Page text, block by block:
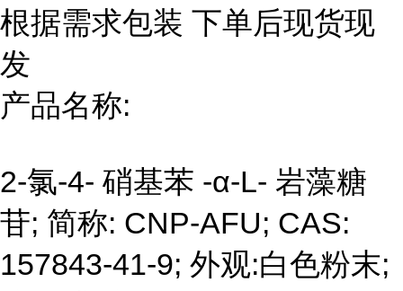
根据需求包装 下单后现货现
发
产品名称:
2-氯-4- 硝基苯 -α-L- 岩藻糖
苷; 简称: CNP-AFU; CAS:
157843-41-9; 外观:白色粉末;